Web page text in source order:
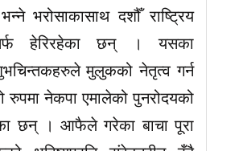
भरोसाकासाथ दशौँ राष्ट्रिय
हेरिरहेका छन् । यसका
मुलुकको नेतृत्व गर्न
रुपमा नेकपा एमालेको पुनरोदयको
छन् । आफैले गरेका बाचा पूरा